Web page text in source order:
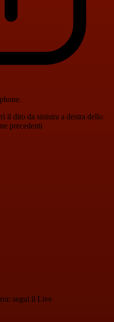
il dito da sinistra a destra dello
precedenti
segui il Live